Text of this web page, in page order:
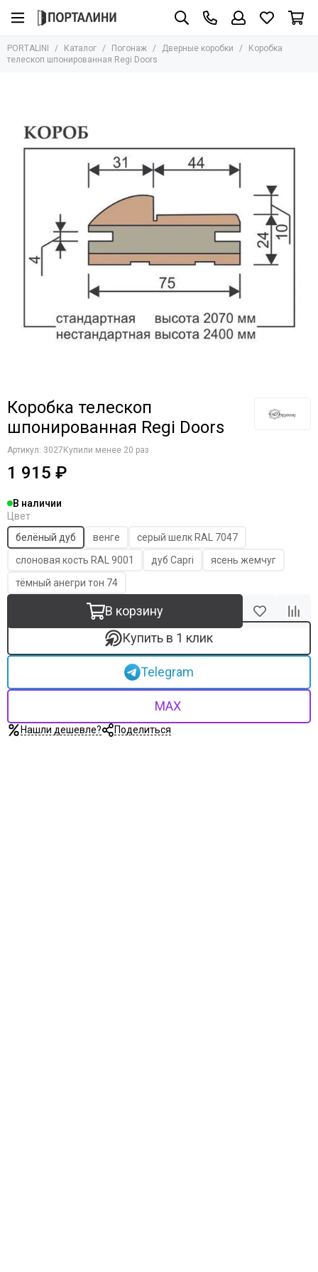
Погонаж
Все товары
Экошпон
PORTALINI Каталог Погонаж Дверные коробки
Коробка
телескоп шпонированная Regi Doors
Коробка телескоп
шпонированная Regi Doors
Артикул: 3027 Купили менее 20 раз
1 915 ₽
В наличии
Цвет
белёный дуб
венге
серый шелк RAL 7047
слоновая кость RAL 9001
дуб Capri
ясень жемчуг
тёмный анегри тон 74
В корзину
Купить в 1 клик
Telegram
MAX
Нашли дешевле? Поделиться